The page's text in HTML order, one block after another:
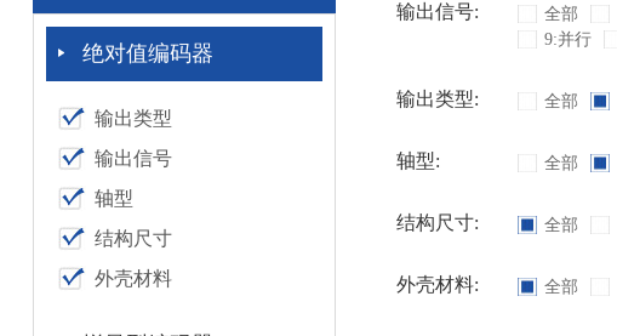
绝对值编码器
输出类型
输出信号
轴型
结构尺寸
外壳材料
输出信号: 全部
9:并行
输出类型: 全部
轴型: 全部
结构尺寸: 全部
外壳材料: 全部